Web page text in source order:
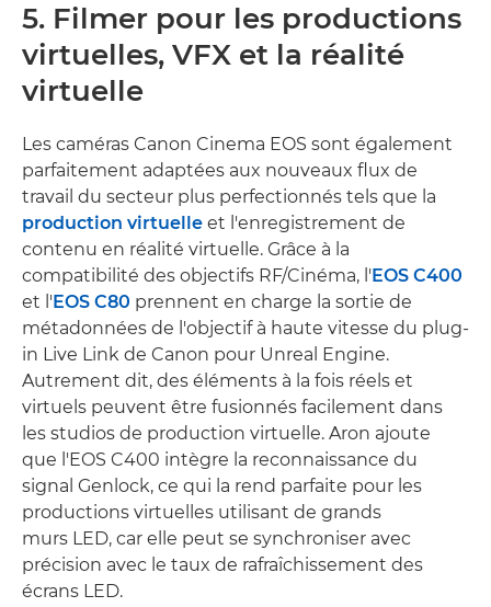
5. Filmer pour les productions
virtuelles, VFX et la réalité
virtuelle
Les caméras Canon Cinema EOS sont également
parfaitement adaptées aux nouveaux flux de
travail du secteur plus perfectionnés tels que la
production virtuelle et l'enregistrement de
contenu en réalité virtuelle. Grâce à la
compatibilité des objectifs RF/Cinéma, l' EOS C400
et l' EOS C80 prennent en charge la sortie de
métadonnées de l'objectif à haute vitesse du plug-
in Live Link de Canon pour Unreal Engine.
Autrement dit, des éléments à la fois réels et
virtuels peuvent être fusionnés facilement dans
les studios de production virtuelle. Aron ajoute
que l'EOS C400 intègre la reconnaissance du
signal Genlock, ce qui la rend parfaite pour les
productions virtuelles utilisant de grands
murs LED, car elle peut se synchroniser avec
précision avec le taux de rafraîchissement des
écrans LED.